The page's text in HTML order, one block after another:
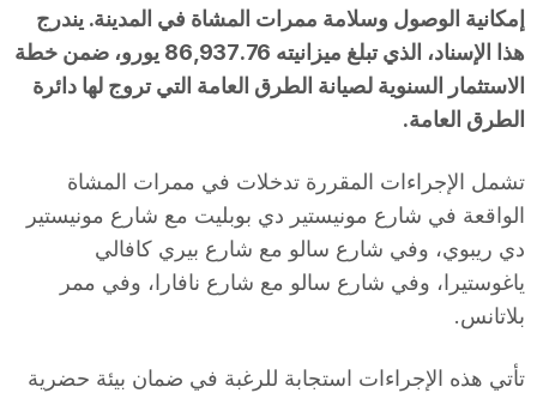
إمكانية الوصول وسلامة ممرات المشاة في المدينة. يندرج
هذا الإسناد، الذي تبلغ ميزانيته 86,937.76 يورو، ضمن خطة
الاستثمار السنوية لصيانة الطرق العامة التي تروج لها دائرة
الطرق العامة.
تشمل الإجراءات المقررة تدخلات في ممرات المشاة
الواقعة في شارع مونيستير دي بوبليت مع شارع مونيستير
دي ريبوي، وفي شارع سالو مع شارع بيري كافالي
ياغوستيرا، وفي شارع سالو مع شارع نافارا، وفي ممر
بلاتانس.
تأتي هذه الإجراءات استجابة للرغبة في ضمان بيئة حضرية